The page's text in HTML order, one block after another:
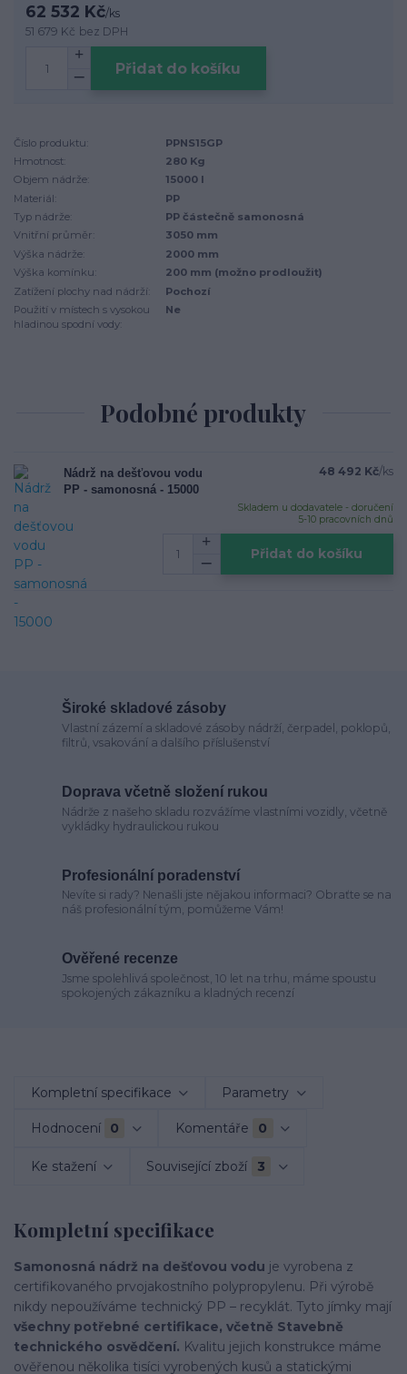
62 532 Kč/ks
51 679 Kč bez DPH
Přidat do košíku
Číslo produktu:
PPNS15GP
Hmotnost:
280 Kg
Objem nádrže:
15000 l
Materiál:
PP
Typ nádrže:
PP částečně samonosná
Vnitřní průměr:
3050 mm
Výška nádrže:
2000 mm
Výška komínku:
200 mm (možno prodloužit)
Zatížení plochy nad nádrží:
Pochozí
Použití v místech s vysokou
hladinou spodní vody:
Ne
Podobné produkty
Nádrž na dešťovou vodu
PP - samonosná - 15000
48 492 Kč/ks
Skladem u dodavatele - doručení
5-10 pracovních dnů
Přidat do košíku
Široké skladové zásoby
Vlastní zázemí a skladové zásoby nádrží, čerpadel, poklopů,
filtrů, vsakování a dalšího příslušenství
Doprava včetně složení rukou
Nádrže z našeho skladu rozvážíme vlastními vozidly, včetně
vykládky hydraulickou rukou
Profesionální poradenství
Nevíte si rady? Nenašli jste nějakou informaci? Obraťte se na
náš profesionální tým, pomůžeme Vám!
Ověřené recenze
Jsme spolehlivá společnost, 10 let na trhu, máme spoustu
spokojených zákazníku a kladných recenzí
Kompletní specifikace Parametry
Hodnocení 0 Komentáře 0
Ke stažení Související zboží 3
Kompletní specifikace
Samonosná nádrž na dešťovou vodu je vyrobena z
certifikovaného prvojakostního polypropylenu. Při výrobě
nikdy nepoužíváme technický PP – recyklát. Tyto jímky mají
všechny potřebné certifikace, včetně Stavebně
technického osvědčení. Kvalitu jejich konstrukce máme
ověřenou několika tisíci vyrobených kusů a statickými